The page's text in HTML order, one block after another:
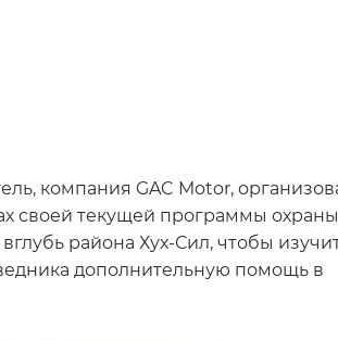
компания GAC Motor,
своей текущей программы
района Хух-Сил, чтобы
дополнительную помощь в